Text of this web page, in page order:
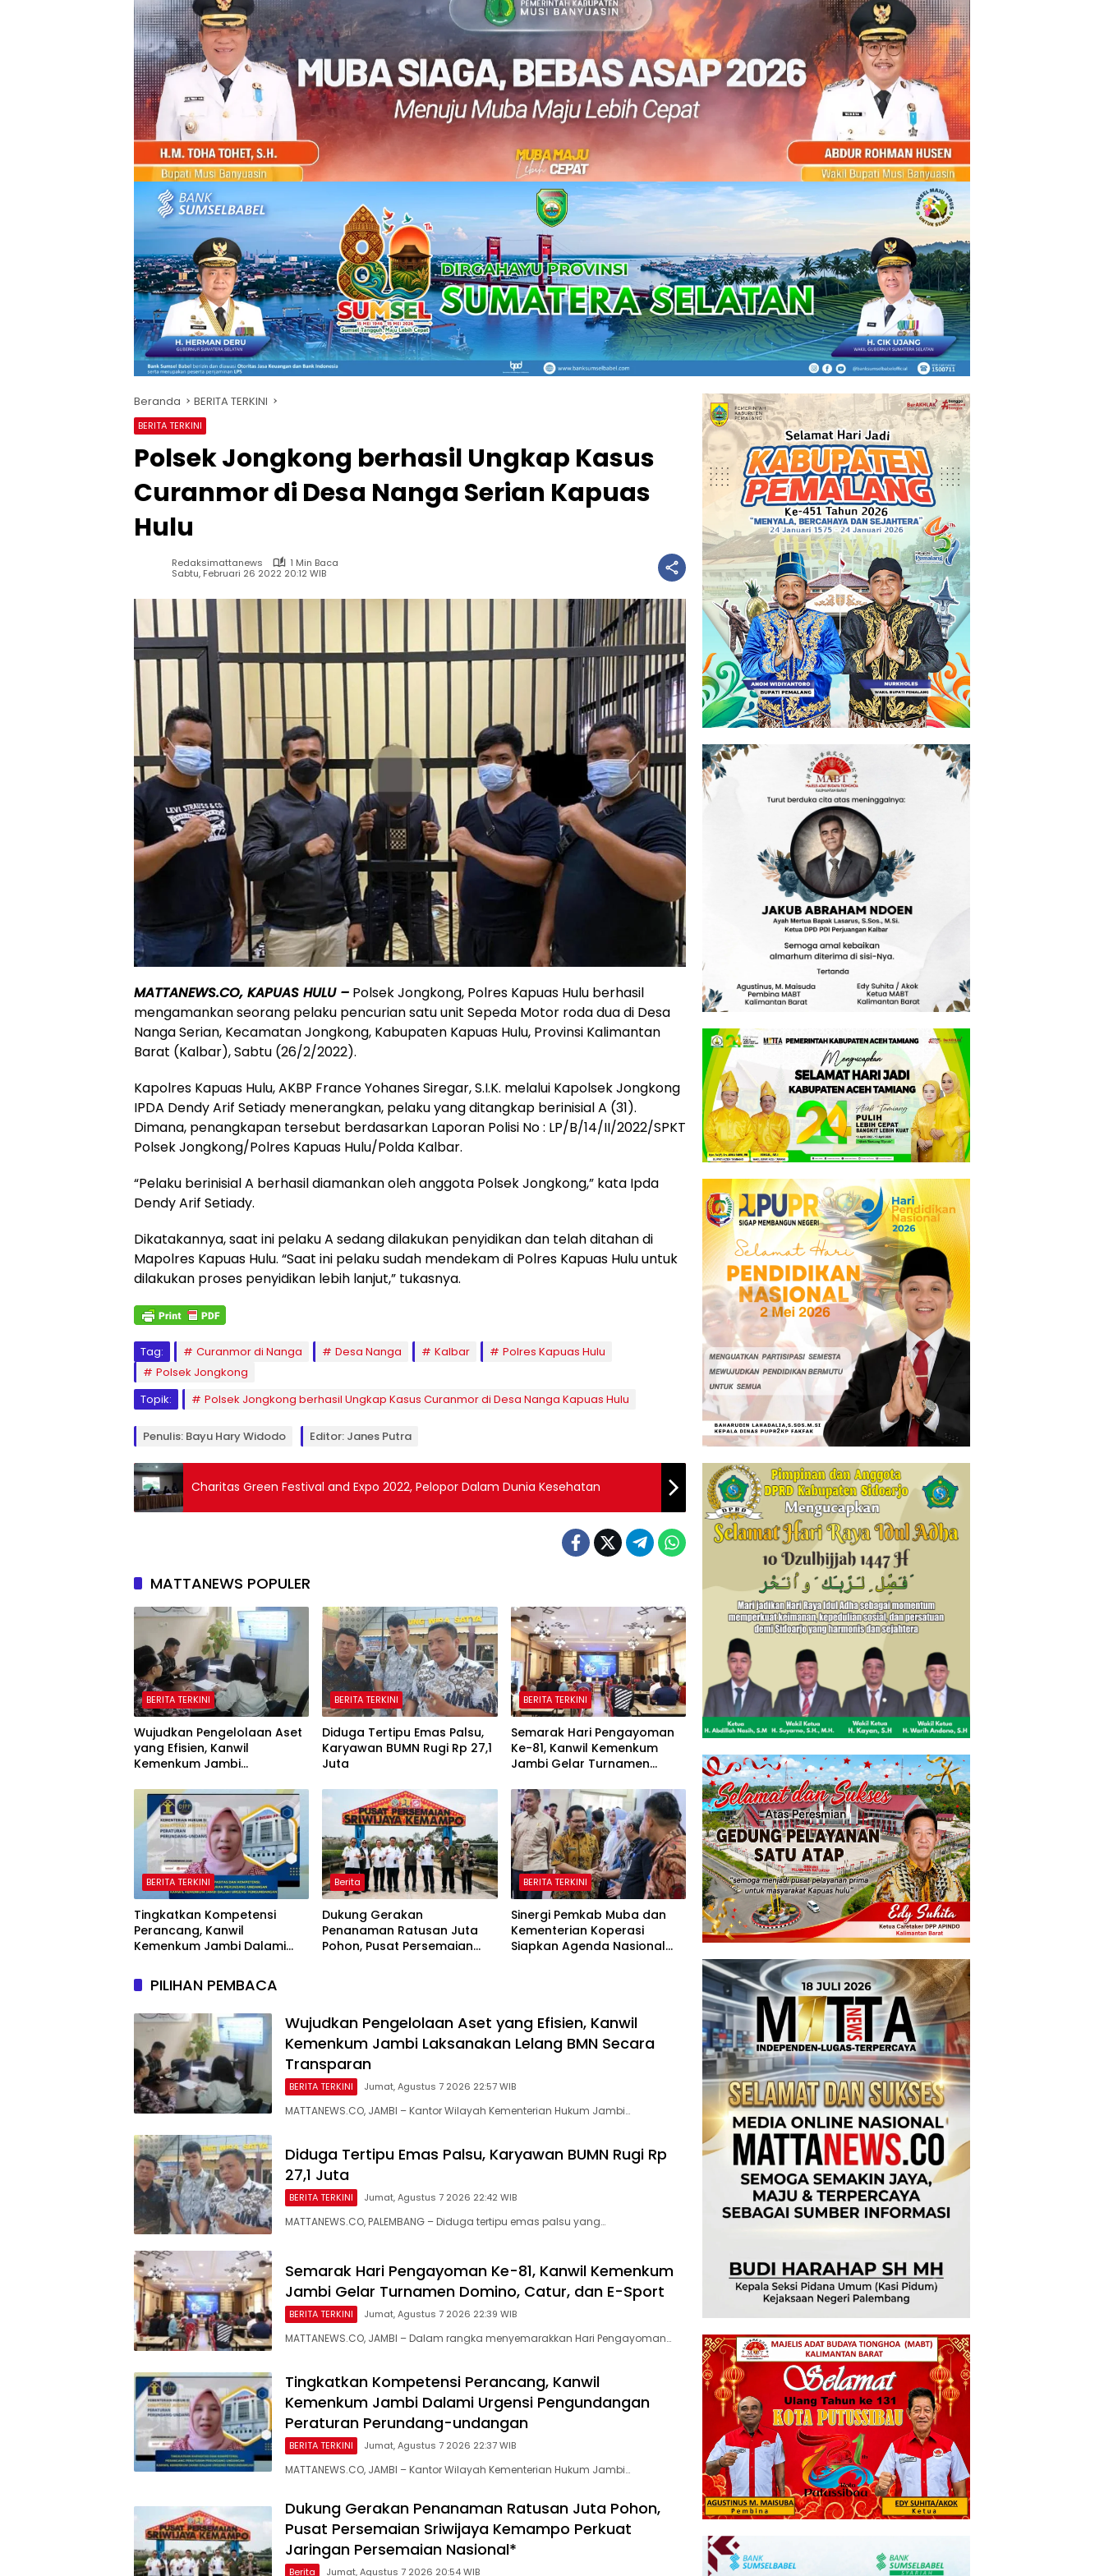
Beranda BERITA TERKINI
BERITA TERKINI
Polsek Jongkong berhasil Ungkap Kasus
Curanmor di Desa Nanga Serian Kapuas
Hulu
Redaksimattanews
1 Min Baca
Sabtu, Februari 26 2022 20:12 WIB
MATTANEWS.CO, KAPUAS HULU – Polsek Jongkong, Polres Kapuas Hulu berhasil
mengamankan seorang pelaku pencurian satu unit Sepeda Motor roda dua di Desa
Nanga Serian, Kecamatan Jongkong, Kabupaten Kapuas Hulu, Provinsi Kalimantan
Barat (Kalbar), Sabtu (26/2/2022).
Kapolres Kapuas Hulu, AKBP France Yohanes Siregar, S.I.K. melalui Kapolsek Jongkong
IPDA Dendy Arif Setiady menerangkan, pelaku yang ditangkap berinisial A (31).
Dimana, penangkapan tersebut berdasarkan Laporan Polisi No : LP/B/14/II/2022/SPKT
Polsek Jongkong/Polres Kapuas Hulu/Polda Kalbar.
“Pelaku berinisial A berhasil diamankan oleh anggota Polsek Jongkong,” kata Ipda
Dendy Arif Setiady.
Dikatakannya, saat ini pelaku A sedang dilakukan penyidikan dan telah ditahan di
Mapolres Kapuas Hulu. “Saat ini pelaku sudah mendekam di Polres Kapuas Hulu untuk
dilakukan proses penyidikan lebih lanjut,” tukasnya.
Tag: Curanmor di Nanga Desa Nanga Kalbar
Polres Kapuas Hulu
Polsek Jongkong
Topik:
Polsek Jongkong berhasil Ungkap Kasus Curanmor di Desa Nanga Kapuas Hulu
Penulis: Bayu Hary Widodo Editor: Janes Putra
Charitas Green Festival and Expo 2022, Pelopor Dalam Dunia Kesehatan
MATTANEWS POPULER
BERITA TERKINI
Wujudkan Pengelolaan Aset
yang Efisien, Kanwil
Kemenkum Jambi
Secara Transparan
BERITA TERKINI
Diduga Tertipu Emas Palsu,
Karyawan BUMN Rugi Rp 27,1
Juta
BERITA TERKINI
Semarak Hari Pengayoman
Ke-81, Kanwil Kemenkum
Jambi Gelar Turnamen
BERITA TERKINI
Tingkatkan Kompetensi
Perancang, Kanwil
Kemenkum Jambi Dalami
Peraturan Perundang-
undangan
Berita
Dukung Gerakan
Penanaman Ratusan Juta
Pohon, Pusat Persemaian
BERITA TERKINI
Sinergi Pemkab Muba dan
Kementerian Koperasi
Siapkan Agenda Nasional
PILIHAN PEMBACA
Wujudkan Pengelolaan Aset yang Efisien, Kanwil
Kemenkum Jambi Laksanakan Lelang BMN Secara
Transparan
BERITA TERKINI Jumat, Agustus 7 2026 22:57 WIB
MATTANEWS.CO, JAMBI – Kantor Wilayah Kementerian Hukum Jambi…
Diduga Tertipu Emas Palsu, Karyawan BUMN Rugi Rp
27,1 Juta
BERITA TERKINI Jumat, Agustus 7 2026 22:42 WIB
MATTANEWS.CO, PALEMBANG – Diduga tertipu emas palsu yang…
Semarak Hari Pengayoman Ke-81, Kanwil Kemenkum
Jambi Gelar Turnamen Domino, Catur, dan E-Sport
BERITA TERKINI Jumat, Agustus 7 2026 22:39 WIB
MATTANEWS.CO, JAMBI – Dalam rangka menyemarakkan Hari Pengayoman…
Tingkatkan Kompetensi Perancang, Kanwil
Kemenkum Jambi Dalami Urgensi Pengundangan
Peraturan Perundang-undangan
BERITA TERKINI Jumat, Agustus 7 2026 22:37 WIB
MATTANEWS.CO, JAMBI – Kantor Wilayah Kementerian Hukum Jambi…
Dukung Gerakan Penanaman Ratusan Juta Pohon,
Pusat Persemaian Sriwijaya Kemampo Perkuat
Jaringan Persemaian Nasional*
Berita Jumat, Agustus 7 2026 20:54 WIB